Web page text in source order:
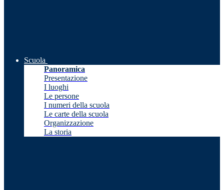
Scuola
Panoramica
Presentazione
I luoghi
Le persone
I numeri della scuola
Le carte della scuola
Organizzazione
La storia